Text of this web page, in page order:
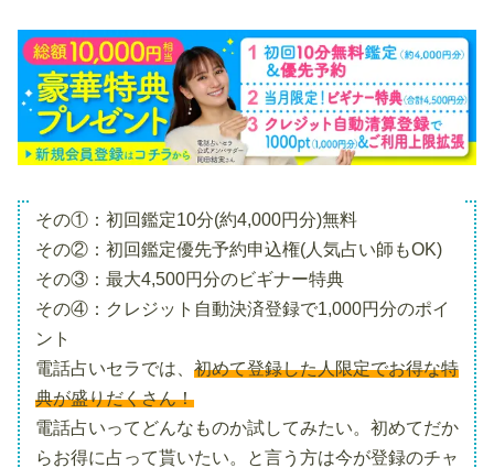
その①：初回鑑定10分(約4,000円分)無料
その②：初回鑑定優先予約申込権(人気占い師もOK)
その③：最大4,500円分のビギナー特典
その④：クレジット自動決済登録で1,000円分のポイ
ント
電話占いセラでは、 初めて登録した人限定でお得な特
典が盛りだくさん！
電話占いってどんなものか試してみたい。初めてだか
らお得に占って貰いたい。と言う方は今が登録のチャ